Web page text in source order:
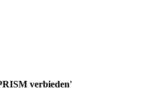
verbieden'